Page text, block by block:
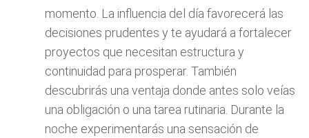
momento. La influencia del día favorecerá las
decisiones prudentes y te ayudará a fortalecer
proyectos que necesitan estructura y
continuidad para prosperar. También
descubrirás una ventaja donde antes solo veías
una obligación o una tarea rutinaria. Durante la
noche experimentarás una sensación de